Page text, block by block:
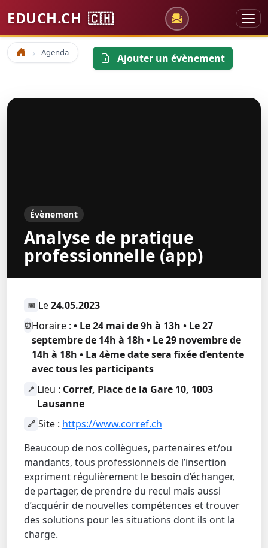
EDUCH.CH 🇨🇭
Accueil Agenda Ajouter un évènement
Évènement
Analyse de pratique
professionnelle (app)
📅 Le24.05.2023
⏰Horaire : • Le 24 mai de 9h à 13h • Le 27
septembre de 14h à 18h • Le 29 novembre de
14h à 18h • La 4ème date sera fixée d’entente
avec tous les participants
📍 Lieu : Corref, Place de la Gare 10, 1003
Lausanne
🔗 Site : https://www.corref.ch
Beaucoup de nos collègues, partenaires et/ou
mandants, tous professionnels de l’insertion
expriment régulièrement le besoin d’échanger,
de partager, de prendre du recul mais aussi
d’acquérir de nouvelles compétences et trouver
des solutions pour les situations dont ils ont la
charge.